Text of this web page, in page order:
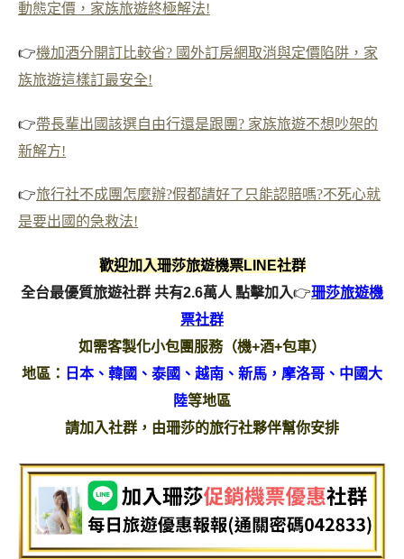
動態定價，家族旅遊終極解法!
👉機加酒分開訂比較省? 國外訂房網取消與定價陷阱，家
族旅遊這樣訂最安全!
👉帶長輩出國該選自由行還是跟團? 家族旅遊不想吵架的
新解方!
👉旅行社不成團怎麼辦?假都請好了只能認賠嗎?不死心就
是要出國的急救法!
歡迎加入珊莎旅遊機票LINE社群
全台最優質旅遊社群 共有2.6萬人 點擊加入👉珊莎旅遊機
票社群
如需客製化小包團服務（機+酒+包車）
地區： 日本、韓國、泰國、越南、新馬，摩洛哥、中國大
陸等地區
請加入社群，由珊莎的旅行社夥伴幫你安排